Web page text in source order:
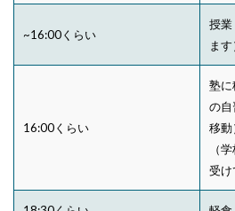
~16:00くらい
授業
ます
16:00くらい
塾に
の
移動
（
受け